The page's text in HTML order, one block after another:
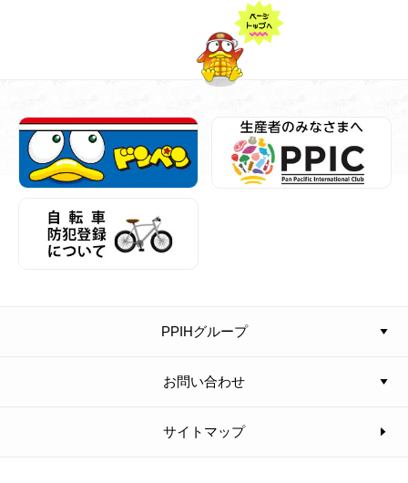
PPIHグループ
お問い合わせ
サイトマップ